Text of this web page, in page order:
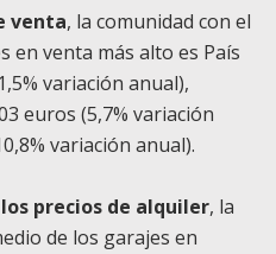
venta, la comunidad con el
en venta más alto es País
variación anual),
euros (5,7% variación
variación anual).
precios de alquiler, la
de los garajes en